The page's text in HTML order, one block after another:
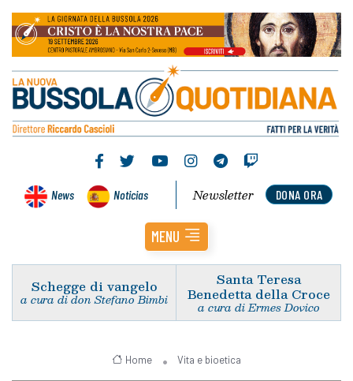
News Noticias DONA ORA
Newsletter
MENU
Schegge di vangelo
a cura di don Stefano Bimbi
Santa Teresa
Benedetta della Croce
a cura di Ermes Dovico
Home Vita e bioetica